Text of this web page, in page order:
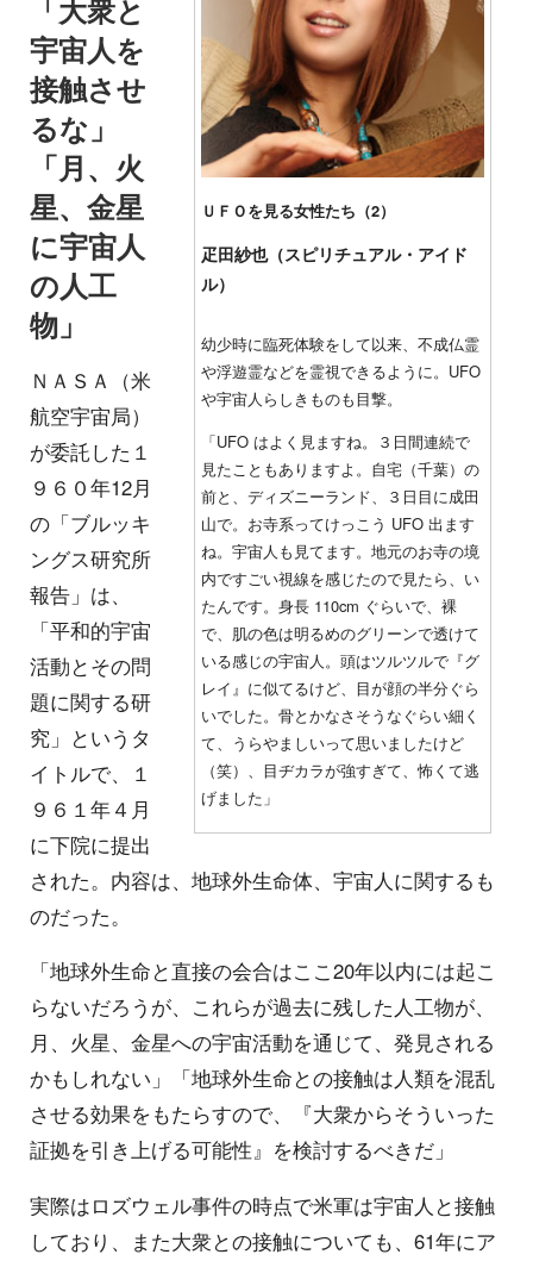
ＵＦＯを見る女性たち（2）
疋田紗也（スピリチュアル・アイド
ル）
幼少時に臨死体験をして以来、不成仏霊
や浮遊霊などを霊視できるように。UFO
や宇宙人らしきものも目撃。
「UFO はよく見ますね。３日間連続で
見たこともありますよ。自宅（千葉）の
前と、ディズニーランド、３日目に成田
山で。お寺系ってけっこう UFO 出ます
ね。宇宙人も見てます。地元のお寺の境
内ですごい視線を感じたので見たら、い
たんです。身長 110cm ぐらいで、裸
で、肌の色は明るめのグリーンで透けて
いる感じの宇宙人。頭はツルツルで『グ
レイ』に似てるけど、目が顔の半分ぐら
いでした。骨とかなさそうなぐらい細く
て、うらやましいって思いましたけど
（笑）、目ヂカラが強すぎて、怖くて逃
げました」
「大衆と
宇宙人を
接触させ
るな」
「月、火
星、金星
に宇宙人
の人工
物」
ＮＡＳＡ（米
航空宇宙局）
が委託した１
９６０年12月
の「ブルッキ
ングス研究所
報告」は、
「平和的宇宙
活動とその問
題に関する研
究」というタ
イトルで、１
９６１年４月
に下院に提出
された。内容は、地球外生命体、宇宙人に関するも
のだった。
「地球外生命と直接の会合はここ20年以内には起こ
らないだろうが、これらが過去に残した人工物が、
月、火星、金星への宇宙活動を通じて、発見される
かもしれない」「地球外生命との接触は人類を混乱
させる効果をもたらすので、『大衆からそういった
証拠を引き上げる可能性』を検討するべきだ」
実際はロズウェル事件の時点で米軍は宇宙人と接触
しており、また大衆との接触についても、61年にア